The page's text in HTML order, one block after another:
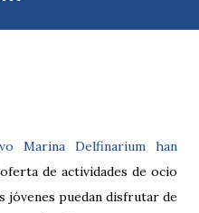
Marina Delfinarium han
de actividades de ocio
jóvenes puedan disfrutar de